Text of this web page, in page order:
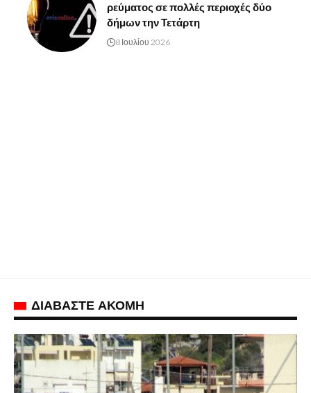
ρεύματος σε πολλές περιοχές δύο
δήμων την Τετάρτη
8 Ιουλίου 2026
ΔΙΑΒΑΣΤΕ ΑΚΟΜΗ